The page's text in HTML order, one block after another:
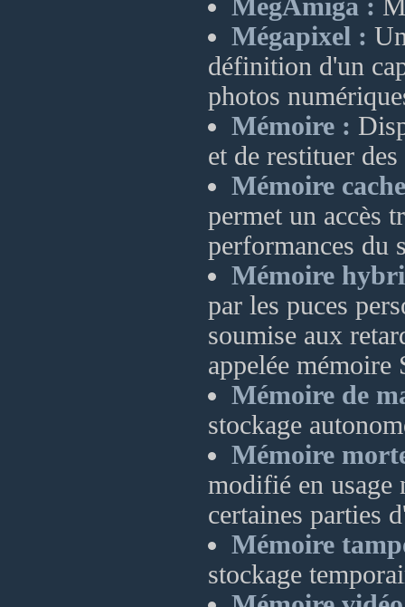
MegAmiga :
Mégapixel :
définition d'un
photos
Mémoire :
et de restituer des
Mémoire
permet un accès
performances du
Mémoire
par les puces
soumise aux
appelée
Mémoire de
stockage
Mémoire
modifié en usage
certaines parties
Mémoire
stockage